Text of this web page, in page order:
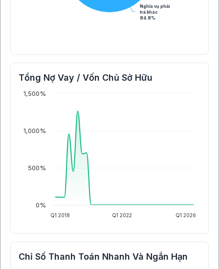
Nghĩa vụ phải
trả khác
84.8%
Tổng Nợ Vay / Vốn Chủ Sở Hữu
Q1 2018 Q1 2022 Q1 2026
0%
500%
1,000%
1,500%
Chỉ Số Thanh Toán Nhanh Và Ngắn Hạn